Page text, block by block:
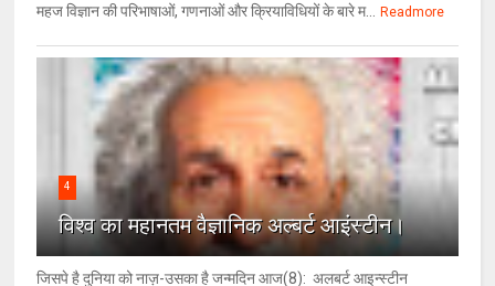
महज विज्ञान की परिभाषाओं, गणनाओं और क्रियाविधियों के बारे म...
Readmore
4
विश्‍व का महानतम वैज्ञानिक अल्बर्ट आइंस्टीन।
जिसपे है दुनिया को नाज़-उसका है जन्मदिन आज(8): अलबर्ट आइन्स्टीन